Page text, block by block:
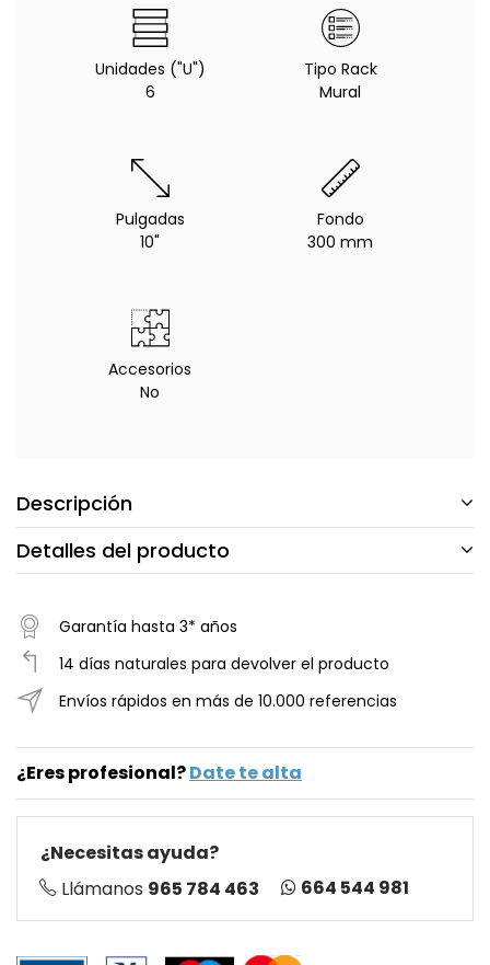
Unidades ("U")
6
Tipo Rack
Mural
Pulgadas
10"
Fondo
300 mm
Accesorios
No
Descripción
Detalles del producto
Garantía hasta 3* años
14 días naturales para devolver el producto
Envíos rápidos en más de 10.000 referencias
¿Eres profesional?Date te alta
¿Necesitas ayuda?
Llámanos 965 784 463 664 544 981